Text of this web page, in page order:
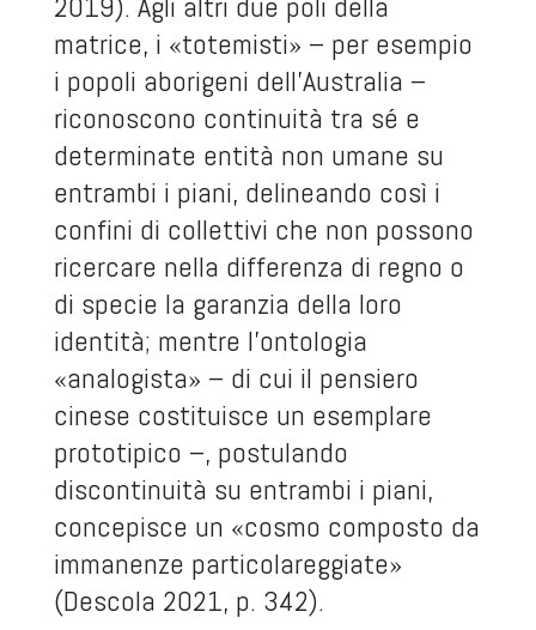
matrice, i «totemisti» – per esempio
i popoli aborigeni dell’Australia –
riconoscono continuità tra sé e
determinate entità non umane su
entrambi i piani, delineando così i
confini di collettivi che non possono
ricercare nella differenza di regno o
di specie la garanzia della loro
identità; mentre l’ontologia
«analogista» – di cui il pensiero
cinese costituisce un esemplare
prototipico –, postulando
discontinuità su entrambi i piani,
concepisce un «cosmo composto da
immanenze particolareggiate»
(Descola 2021, p. 342).